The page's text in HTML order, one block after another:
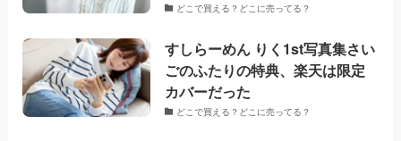
どこで買える？どこに売ってる？
すしらーめん りく1st写真集さい
ごのふたりの特典、楽天は限定
カバーだった
どこで買える？どこに売ってる？